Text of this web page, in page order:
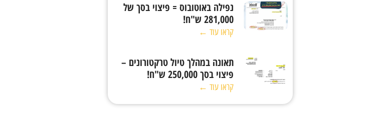
נפילה באוטובוס = פיצוי בסך של
281,000 ש"ח!
קראו עוד ←
תאונה במהלך טיול טרקטורונים –
פיצוי בסך 250,000 ש"ח!
קראו עוד ←